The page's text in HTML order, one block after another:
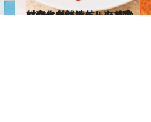
2021.10.5
ハワイ老舗ホテルの美食に変化が!? 渡航したら絶対食べたいスイーツ3種
旅＆お出かけ